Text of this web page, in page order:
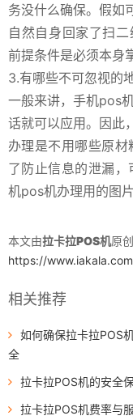
务没什么确保。假如
自然自身回家了扫
前提条件是必须本身
3.有哪些不可忽视的
一般来讲，手机pos
话就可以应用。因此
办理是不用哪些原
了防止信息的泄漏
机pos机办理用的图
本文由拉卡拉POS机原
https://
相关推荐
如何确保拉卡拉POS
全
拉卡拉POS机的安全
拉卡拉POS机费率与